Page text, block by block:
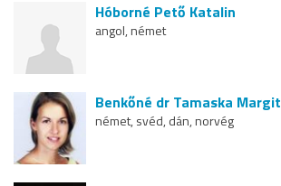
Hóborné Pető Katalin
angol, német
Benkőné dr Tamaska Margit
német, svéd, dán, norvég